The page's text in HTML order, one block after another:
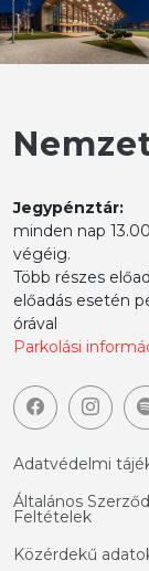
Jegypénztár:
minden nap
végéig.
Több részes
előadás esetén
órával
Parkolási
Adatvédelmi
Általános
Feltételek
Közérdekű